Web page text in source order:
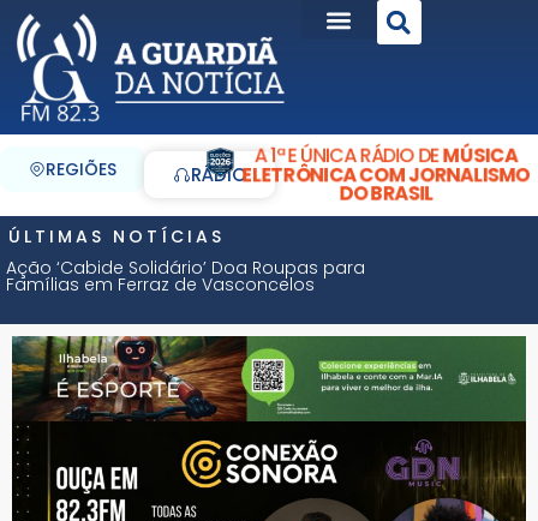
REGIÕES RÁDIO
A 1ª E ÚNICA RÁDIO DEMÚSICA
ELETRÔNICA COM JORNALISMO
DO BRASIL
ÚLTIMAS NOTÍCIAS
Ação ‘Cabide Solidário’ Doa Roupas para
Famílias em Ferraz de Vasconcelos